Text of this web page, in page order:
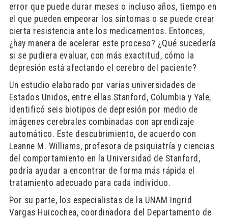
error que puede durar meses o incluso años, tiempo en
el que pueden empeorar los síntomas o se puede crear
cierta resistencia ante los medicamentos. Entonces,
¿hay manera de acelerar este proceso? ¿Qué sucedería
si se pudiera evaluar, con más exactitud, cómo la
depresión está afectando el cerebro del paciente?
Un estudio elaborado por varias universidades de
Estados Unidos, entre ellas Stanford, Columbia y Yale,
identificó seis biotipos de depresión por medio de
imágenes cerebrales combinadas con aprendizaje
automático. Este descubrimiento, de acuerdo con
Leanne M. Williams, profesora de psiquiatría y ciencias
del comportamiento en la Universidad de Stanford,
podría ayudar a encontrar de forma más rápida el
tratamiento adecuado para cada individuo.
Por su parte, los especialistas de la UNAM Ingrid
Vargas Huicochea, coordinadora del Departamento de